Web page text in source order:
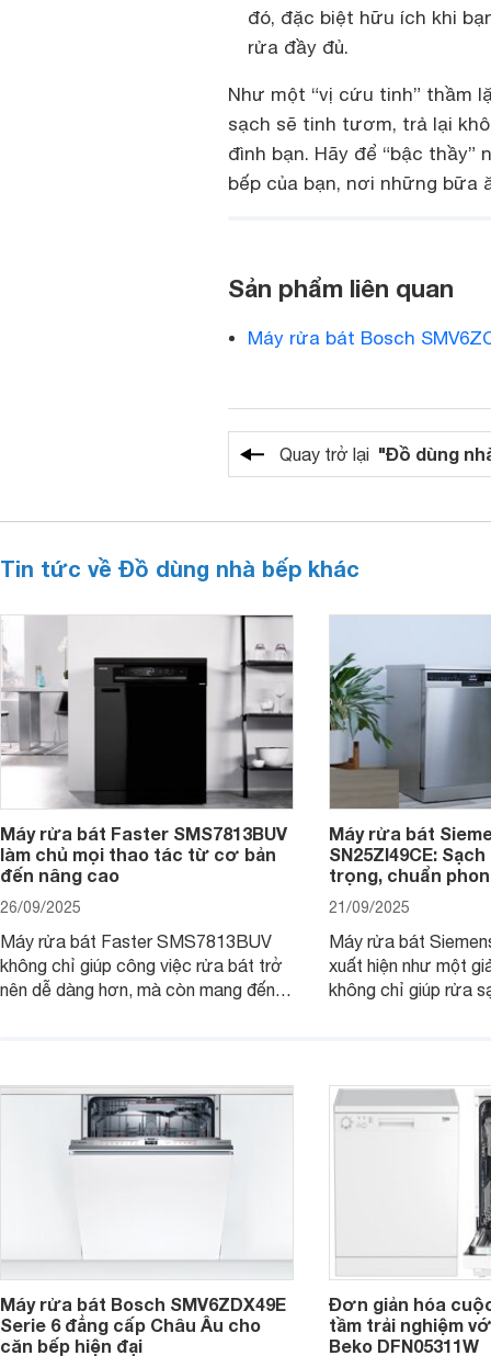
đó, đặc biệt hữu ích khi
rửa đầy đủ.
Như một “vị cứu tinh” thầm
sạch sẽ tinh tươm, trả lại
đình bạn. Hãy để “bậc
bếp của bạn, nơi những bữa
Sản phẩm liên quan
Máy rửa bát Bosch
Quay trở lại "Đồ dùng
Tin tức về Đồ dùng nhà bếp khác
Máy rửa bát Faster SMS7813BUV
làm chủ mọi thao tác từ cơ bản
đến nâng cao
26/09/2025
Máy rửa bát Faster SMS7813BUV
không chỉ giúp công việc rửa bát trở
nên dễ dàng hơn, mà còn mang đến
sản phẩm này mang lại nhé.
Máy rửa bát
SN25ZI49CE:
trọng, chuẩn
21/09/2025
Máy rửa bát
xuất hiện như một
không chỉ giúp rửa
chúng tôi đi đánh
này nhé.
Máy rửa bát Bosch SMV6ZDX49E
Serie 6 đẳng cấp Châu Âu cho
căn bếp hiện đại
Đơn giản hóa
tầm trải nghiệm
Beko DFN05311W